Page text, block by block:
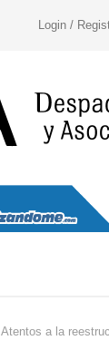
Login /
Atentos a la